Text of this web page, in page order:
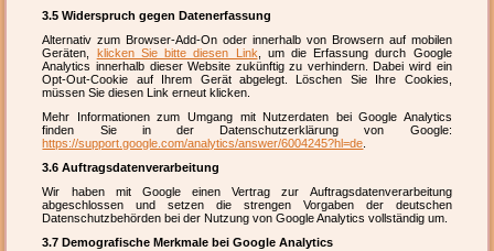
3.5 Widerspruch gegen Datenerfassung
Alternativ zum Browser-Add-On oder innerhalb von Browsern auf mobilen
Geräten,
klicken Sie bitte diesen Link , um die Erfassung durch Google
Analytics innerhalb dieser Website zukünftig zu verhindern. Dabei wird ein
Opt-Out-Cookie auf Ihrem Gerät abgelegt. Löschen Sie Ihre Cookies,
müssen Sie diesen Link erneut klicken.
Mehr Informationen zum Umgang mit Nutzerdaten bei Google Analytics
finden Sie in der Datenschutzerklärung von Google:
https://support.google.com/analytics/answer/6004245?hl=de
3.6 Auftragsdatenverarbeitung
Wir haben mit Google einen Vertrag zur Auftragsdatenverarbeitung
abgeschlossen und setzen die strengen Vorgaben der deutschen
Datenschutzbehörden bei der Nutzung von Google Analytics vollständig um.
3.7 Demografische Merkmale bei Google Analytics